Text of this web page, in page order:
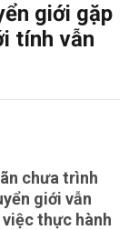
giới gặp
tính vẫn
chưa trình
giới vẫn
thực hành